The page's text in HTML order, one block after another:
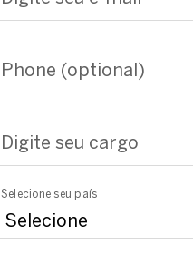
Phone (optional)
Digite seu cargo
Selecione seu país